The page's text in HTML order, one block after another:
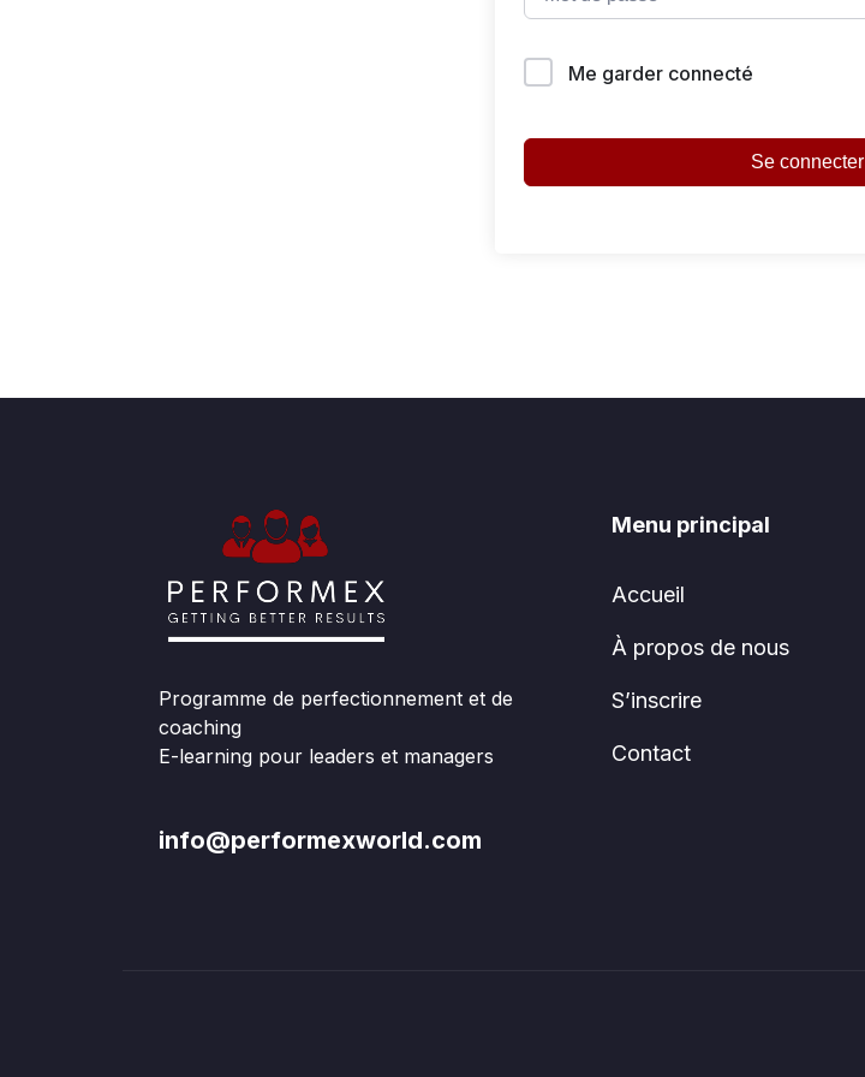
Me garder connecté
Se connecter
Programme de perfectionnement et de
coaching
E-learning pour leaders et managers
info@performexworld.com
Menu principal
Accueil
À propos de nous
S’inscrire
Contact